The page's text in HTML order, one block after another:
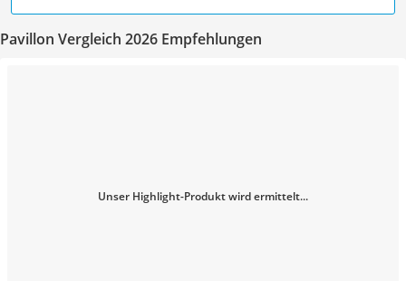
Pavillon Vergleich 2026 Empfehlungen
Unser Highlight-Produkt wird ermittelt...